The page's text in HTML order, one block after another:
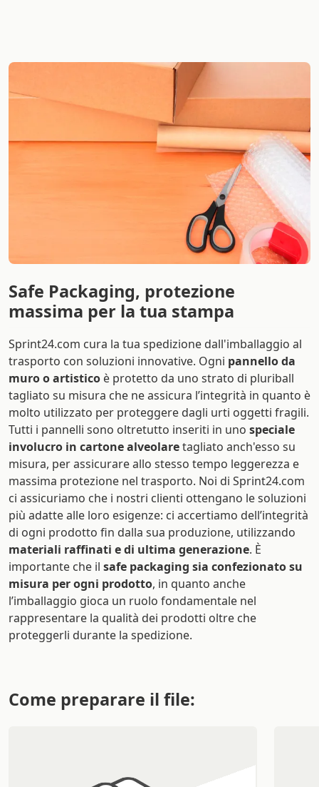
Safe Packaging, protezione
massima per la tua stampa
Sprint24.com cura la tua spedizione dall'imballaggio al
trasporto con soluzioni innovative. Ogni pannello da
muro o artistico è protetto da uno strato di pluriball
tagliato su misura che ne assicura l’integrità in quanto è
molto utilizzato per proteggere dagli urti oggetti fragili.
Tutti i pannelli sono oltretutto inseriti in uno speciale
involucro in cartone alveolaretagliato anch'esso su
misura, per assicurare allo stesso tempo leggerezza e
massima protezione nel trasporto. Noi di Sprint24.com
ci assicuriamo che i nostri clienti ottengano le soluzioni
più adatte alle loro esigenze: ci accertiamo dell’integrità
di ogni prodotto fin dalla sua produzione, utilizzando
materiali raffinati e di ultima generazione. È
importante che il safe packaging sia confezionato su
misura per ogni prodotto, in quanto anche
l’imballaggio gioca un ruolo fondamentale nel
rappresentare la qualità dei prodotti oltre che
proteggerli durante la spedizione.
Come preparare il file: